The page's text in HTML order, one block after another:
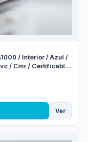
/ Interior / Azul /
/ Cmr / Certificable
Ver